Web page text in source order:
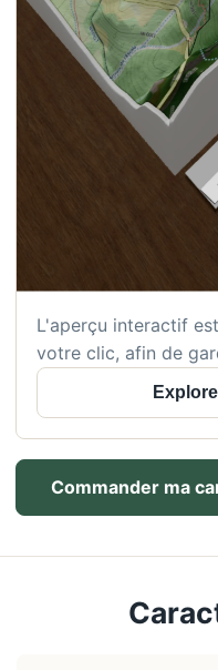
L'aperçu interactif
votre clic, afin de
Commander ma